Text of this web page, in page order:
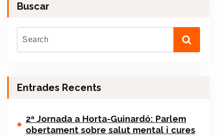
Buscar
Entrades Recents
2ª Jornada a Horta-Guinardó: Parlem
obertament sobre salut mental i cures